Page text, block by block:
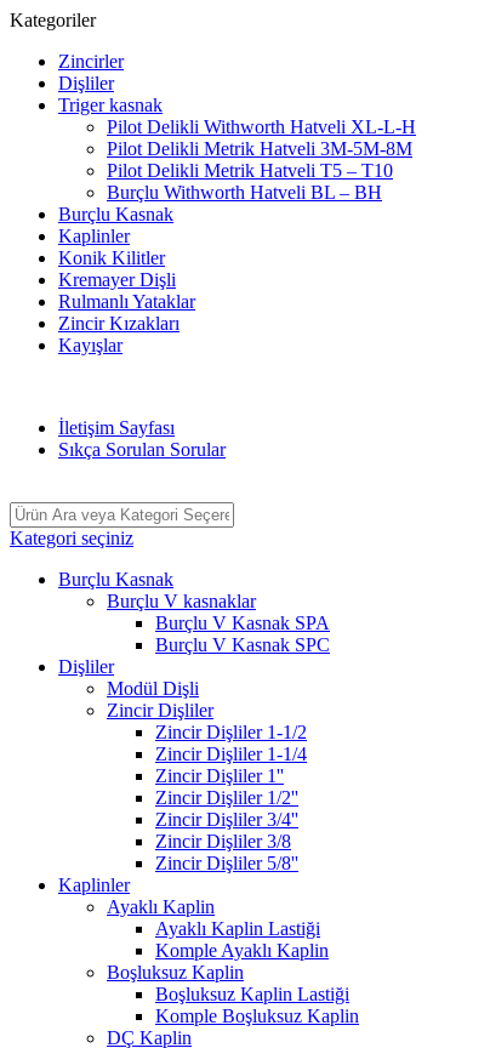
Kategoriler
Zincirler
Dişliler
Triger kasnak
Pilot Delikli Withworth Hatveli XL-L-H
Pilot Delikli Metrik Hatveli 3M-5M-8M
Pilot Delikli Metrik Hatveli T5 – T10
Burçlu Withworth Hatveli BL – BH
Burçlu Kasnak
Kaplinler
Konik Kilitler
Kremayer Dişli
Rulmanlı Yataklar
Zincir Kızakları
Kayışlar
İletişim Sayfası
Sıkça Sorulan Sorular
Kategori seçiniz
Burçlu Kasnak
Burçlu V kasnaklar
Burçlu V Kasnak SPA
Burçlu V Kasnak SPC
Dişliler
Modül Dişli
Zincir Dişliler
Zincir Dişliler 1-1/2
Zincir Dişliler 1-1/4
Zincir Dişliler 1''
Zincir Dişliler 1/2''
Zincir Dişliler 3/4''
Zincir Dişliler 3/8
Zincir Dişliler 5/8''
Kaplinler
Ayaklı Kaplin
Ayaklı Kaplin Lastiği
Komple Ayaklı Kaplin
Boşluksuz Kaplin
Boşluksuz Kaplin Lastiği
Komple Boşluksuz Kaplin
DÇ Kaplin